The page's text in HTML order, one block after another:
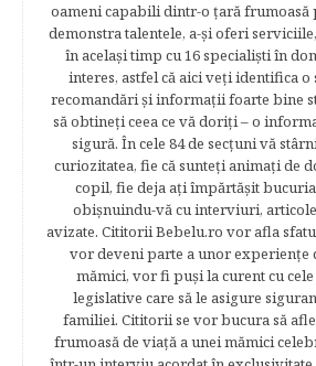
oameni capabili dintr-o ţară frumoasă
demonstra talentele, a-şi oferi
în acelaşi timp cu 16 specialişti în
interes, astfel că aici veţi identifica o
recomandări şi informaţii foarte bine
să obtineţi ceea ce vă doriţi – o
sigură. În cele 84 de secțuni vă
curiozitatea, fie că sunteţi animaţi de
copil, fie deja aţi împărtăşit
obişnuindu-vă cu interviuri,
avizate. Cititorii Bebelu.ro vor afla
vor deveni parte a unor experienţe
mămici, vor fi puşi la curent cu
legislative care să le asigure
familiei. Cititorii se vor bucura să
frumoasă de viață a unei mămici